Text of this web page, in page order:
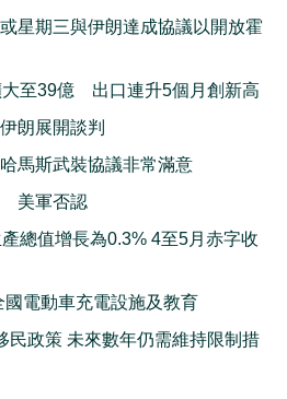
星期三與伊朗達成協議以開放霍
至39億 出口連升5個月創新高
朗展開談判
馬斯武裝協議非常滿意
美軍否認
總值增長為0.3% 4至5月赤字收
電動車充電設施及教育
民政策 未來數年仍需維持限制措